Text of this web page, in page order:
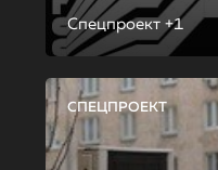
Спецпроект +1
СПЕЦПРОЕКТ